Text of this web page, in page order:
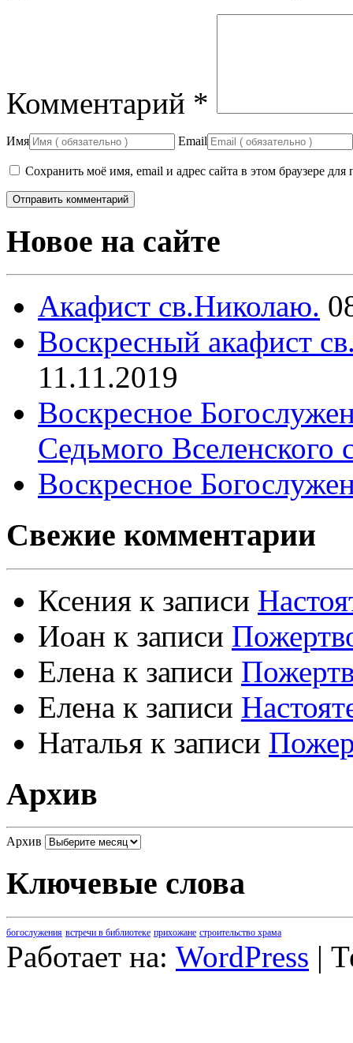
Комментарий *
Имя Email
Сохранить моё имя, email и адрес сайта в этом браузере
Новое на сайте
Акафист св.Николаю.
Воскресный акафист
11.11.2019
Воскресное
Седьмого Вселенского
Воскресное
Свежие комментарии
Ксения к записи
Иоан к записи
Елена к записи
Елена к записи
Наталья к записи
Архив
Архив
Ключевые слова
богослужения встречи в библиотеке прихожане строительство храма
Работает на: WordPress |